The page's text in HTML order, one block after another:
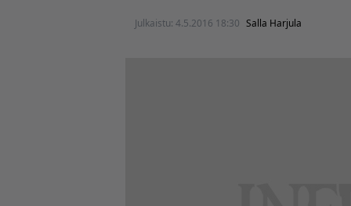
Julkaistu: 4.5.2016 18:30 Salla Harjula